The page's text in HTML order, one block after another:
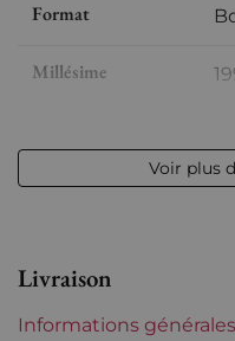
Format
Millésime
Appellation
Voir plus
Livraison
Informations générales